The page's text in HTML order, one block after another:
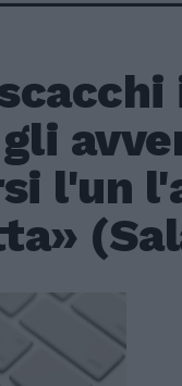
l'un